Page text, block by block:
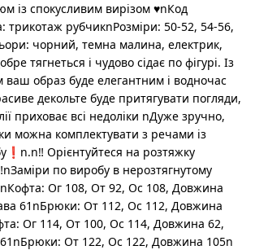
із спокусливим вирізом ♥️nКод
трикотаж рубчикnРозміри: 50-52, 54-56,
чорний, темна малина, електрик,
тягнеться і чудово сідає по фігурі. Із
образ буде елегантним і водночас
декольте буде притягувати погляди,
приховає всі недоліки nДуже зручно,
можна комплектувати з речами із
Орієнтуйтеся на розтяжку
по виробу в нерозтягнутому
Ог 108, От 92, Ос 108, Довжина
61nБрюки: От 112, Ос 112, Довжина
Ог 114, От 100, Ос 114, Довжина 62,
От 122, Ос 122, Довжина 105n